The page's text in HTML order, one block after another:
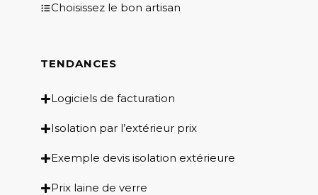
Choisissez le bon artisan
TENDANCES
Logiciels de facturation
Isolation par l’extérieur prix
Exemple devis isolation extérieure
Prix laine de verre